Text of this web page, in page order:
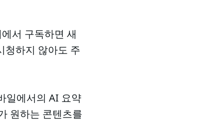
서 구독하면 새
청하지 않아도 주
일에서의 AI 요약
원하는 콘텐츠를